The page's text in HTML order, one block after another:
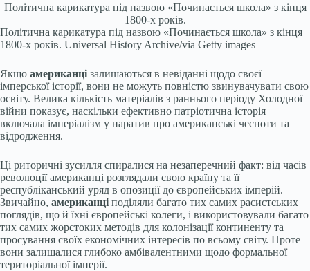
Політична карикатура під назвою «Починається школа» з кінця
1800-х років.
Політична карикатура під назвою «Починається школа» з кінця
1800-х років. Universal History Archive/via Getty images
Якщо американці залишаються в невіданні щодо своєї
імперської історії, вони не можуть повністю звинувачувати свою
освіту. Велика кількість матеріалів з раннього періоду Холодної
війни показує, наскільки ефективно патріотична історія
включала імперіалізм у наратив про американські чесноти та
відродження.
Ці риторичні зусилля спиралися на незаперечний факт: від часів
революції американці розглядали свою країну та її
республіканський уряд в опозиції до європейських імперій.
Звичайно, американці поділяли багато тих самих расистських
поглядів, що й їхні європейські колеги, і використовували багато
тих самих жорстоких методів для колонізації континенту та
просування своїх економічних інтересів по всьому світу. Проте
вони залишалися глибоко амбівалентними щодо формальної
територіальної імперії.